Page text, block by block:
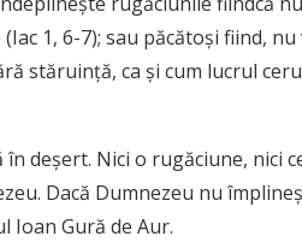
1, 6-7); sau păcătoşi fiind,
stăruinţă, ca şi cum lucrul
deşert. Nici o rugăciune, nici
Dacă Dumnezeu nu
Ioan Gură de Aur.